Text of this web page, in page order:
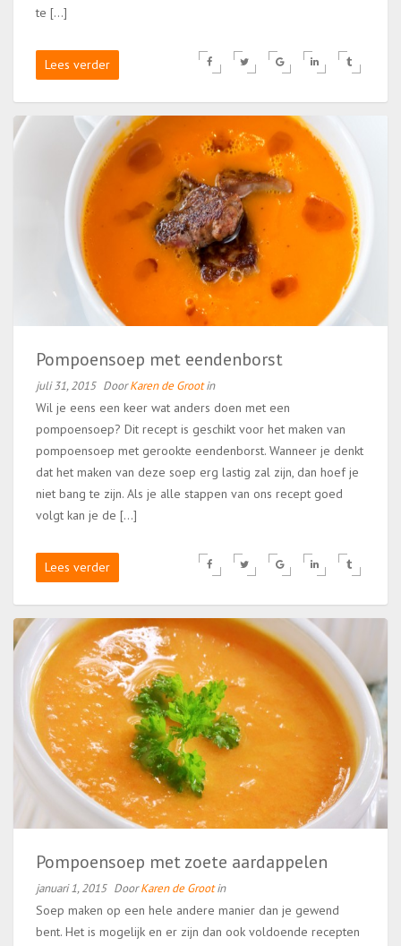
te […]
Lees verder
Pompoensoep met eendenborst
juli 31, 2015 DoorKaren de Grootin
Wil je eens een keer wat anders doen met een
pompoensoep? Dit recept is geschikt voor het maken van
pompoensoep met gerookte eendenborst. Wanneer je denkt
dat het maken van deze soep erg lastig zal zijn, dan hoef je
niet bang te zijn. Als je alle stappen van ons recept goed
volgt kan je de […]
Lees verder
Pompoensoep met zoete aardappelen
januari 1, 2015 DoorKaren de Grootin
Soep maken op een hele andere manier dan je gewend
bent. Het is mogelijk en er zijn dan ook voldoende recepten